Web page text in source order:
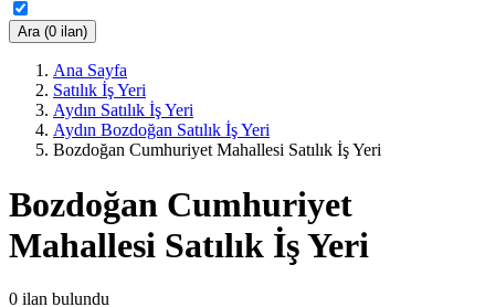
Ara (0 ilan)
Ana Sayfa
Satılık İş Yeri
Aydın Satılık İş Yeri
Aydın Bozdoğan Satılık İş Yeri
Bozdoğan Cumhuriyet Mahallesi Satılık İş Yeri
Bozdoğan Cumhuriyet
Mahallesi Satılık İş Yeri
0 ilan bulundu